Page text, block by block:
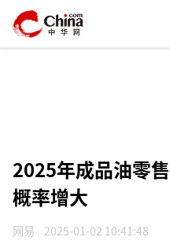
2025年成品油零
概率增大
网易 2025-01-02 10:41:48